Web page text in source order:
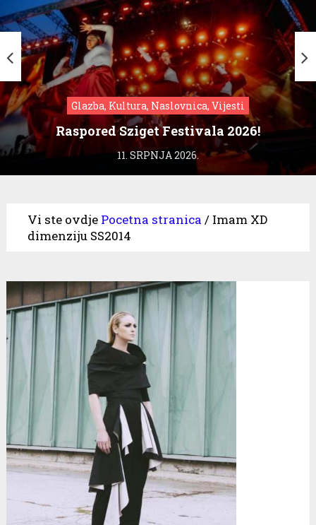
Glazba, Kultura, Naslovnica, Vijesti
Raspored Sziget Festivala 2026!
11. SRPNJA 2026.
Vi ste ovdje Pocetna stranica / Imam XD
dimenziju SS2014